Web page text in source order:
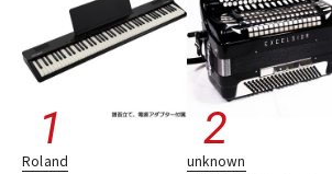
Roland unknown